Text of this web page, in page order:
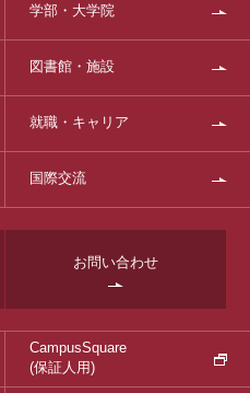
学部・大学院
図書館・施設
就職・キャリア
国際交流
お問い合わせ
CampusSquare
(保証人用)